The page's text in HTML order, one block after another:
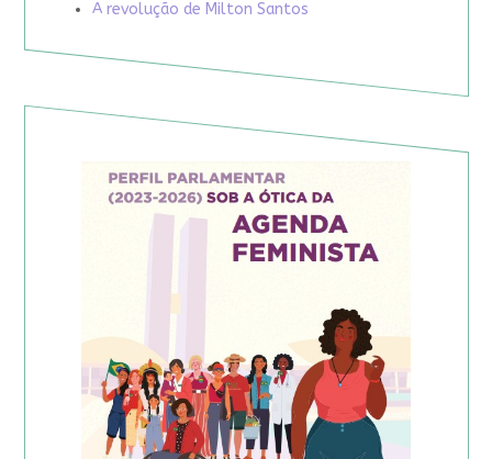
A revolução de Milton Santos